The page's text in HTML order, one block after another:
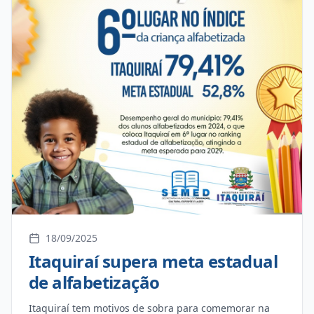
previsão é de que os trabalhos comecem nos
próximos dias. É uma conquista de todos. O Bosque é
um dos nossos patrimônios naturais. Com essa
revitalização, vamos garantir um espaço mais seguro,
bonito e acessível para toda a população”, comentou o
secretário Fábio Lorenci. "Não é só mais uma grande
obra da nossa gestão, é sobre cuidar do que é nosso,
criar espaços de convivência e oferecer mais
qualidade de vida para as famílias. Vamos
transformar o Bosque em um lugar ainda mais
especial para todos”, disse o prefeito Thalles.
18/09/2025
Itaquiraí supera meta estadual
de alfabetização
Itaquiraí tem motivos de sobra para comemorar na